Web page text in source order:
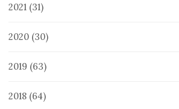
2021 (31)
2020 (30)
2019 (63)
2018 (64)